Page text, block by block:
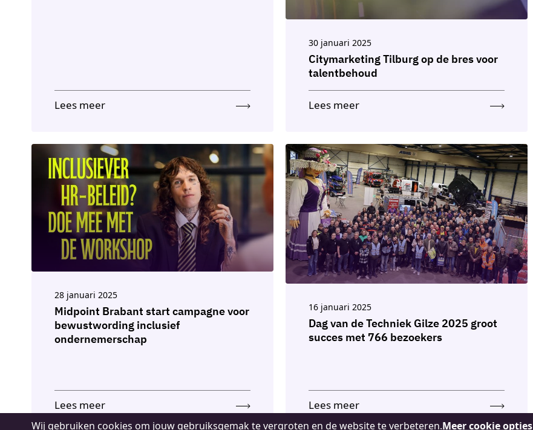
CookieWij gebruiken cookies om jouw gebruiksgemak te vergroten en de website te verbeteren.Meer cookie opties
Lees meer
Citymarketing Tilburg op de bres voor
talentbehoud
30 januari 2025
Lees meer
Midpoint Brabant start campagne voor
bewustwording inclusief
ondernemerschap
28 januari 2025
Lees meer
Dag van de Techniek Gilze 2025 groot
succes met 766 bezoekers
16 januari 2025
Lees meer